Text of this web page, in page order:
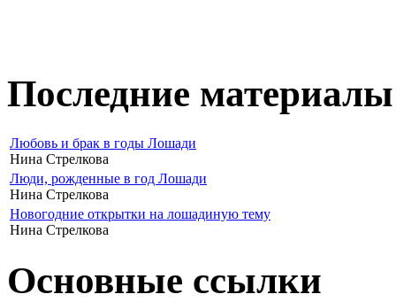
Последние материалы
Любовь и брак в годы Лошади
Нина Стрелкова
Люди, рожденные в год Лошади
Нина Стрелкова
Новогодние открытки на лошадиную тему
Нина Стрелкова
Основные ссылки